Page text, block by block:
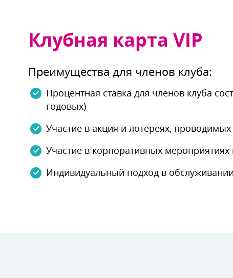
Клубная карта VIP
Преимущества для членов клуба:
Процентная ставка для членов клуба
одовых)
Участие в акция и лотереях,
Участие в корпоративных
Индивидуальный подход в обслуживании